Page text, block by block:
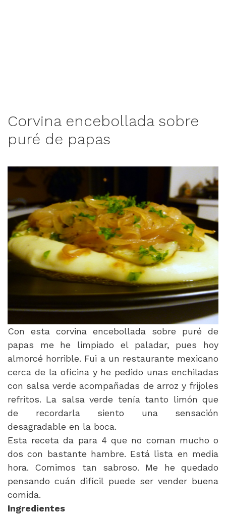
Corvina encebollada sobre
puré de papas
Con esta corvina encebollada sobre puré de
papas me he limpiado el paladar, pues hoy
almorcé horrible. Fui a un restaurante mexicano
cerca de la oficina y he pedido unas enchiladas
con salsa verde acompañadas de arroz y frijoles
refritos. La salsa verde tenía tanto limón que
de recordarla siento una sensación
desagradable en la boca.
Esta receta da para 4 que no coman mucho o
dos con bastante hambre. Está lista en media
hora. Comimos tan sabroso. Me he quedado
pensando cuán difícil puede ser vender buena
comida.
Ingredientes